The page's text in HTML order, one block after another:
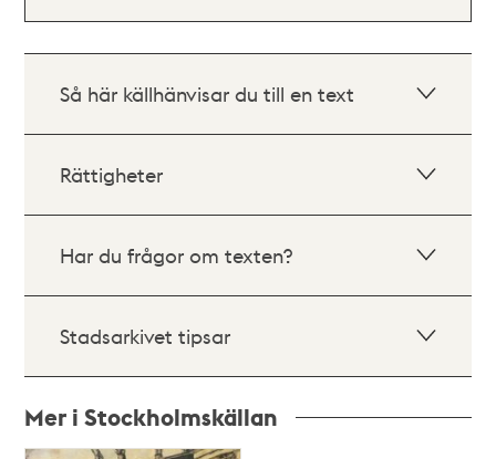
Så här källhänvisar du till en text
Rättigheter
Har du frågor om texten?
Stadsarkivet tipsar
Mer i Stockholmskällan